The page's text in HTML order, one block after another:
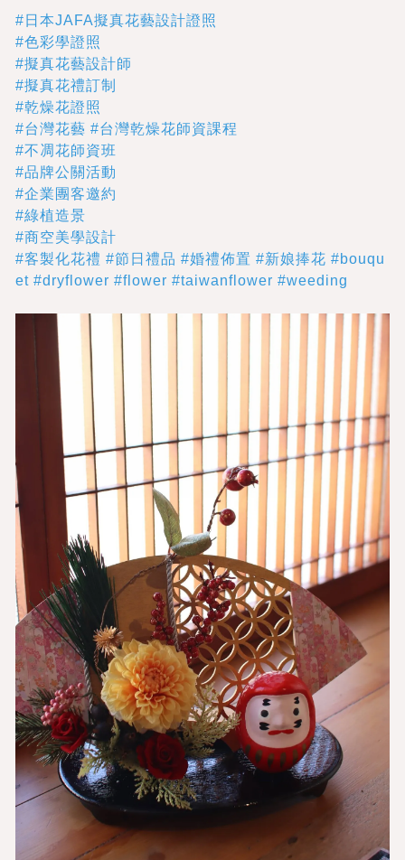
#日本JAFA擬真花藝設計證照
#色彩學證照
#擬真花藝設計師
#擬真花禮訂制
#乾燥花證照
#台灣花藝 #台灣乾燥花師資課程
#不凋花師資班
#品牌公關活動
#企業團客邀約
#綠植造景
#商空美學設計
#客製化花禮 #節日禮品 #婚禮佈置 #新娘捧花 #bouqu
et #dryflower #flower #taiwanflower #weeding